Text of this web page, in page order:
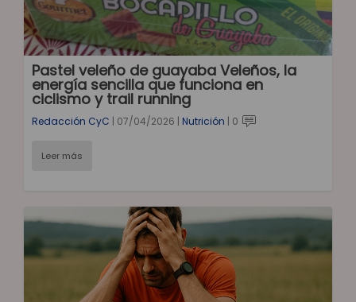
Pastel veleño de guayaba Veleños, la
energía sencilla que funciona en
ciclismo y trail running
Redacción CyC | 07/04/2026 | Nutrición | 0
Leer más